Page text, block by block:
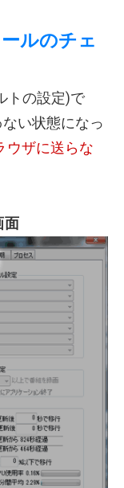
ルのチェ
トの設定)で
い状態になっ
ウザに送らな
面